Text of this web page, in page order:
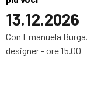
13.12.2026
Con Emanuela
designer - ore 15.00